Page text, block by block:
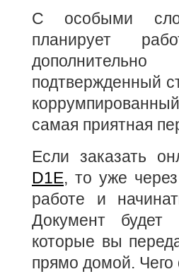
С особыми
планирует
подтвержденный
самая приятная
Если заказать
D1E, то уже
работе и
Документ
которые вы
прямо домой. Чего